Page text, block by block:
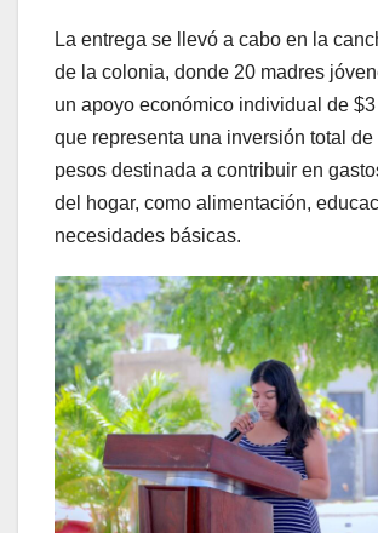
La entrega se llevó a cabo en la
de la colonia, donde 20 madres
un apoyo económico individual de
que representa una inversión total de
pesos destinada a contribuir en
del hogar, como alimentación,
necesidades básicas.